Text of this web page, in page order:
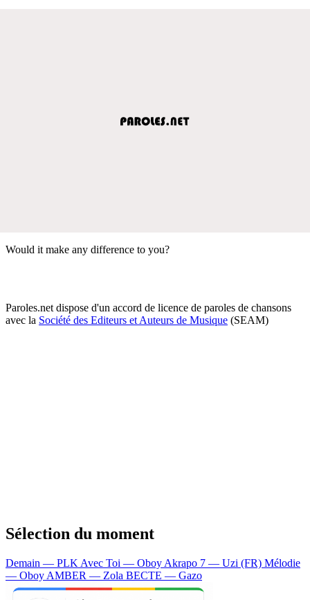
Would it make any difference to you?
Paroles.net dispose d'un accord de licence de paroles de chansons
avec la Société des Editeurs et Auteurs de Musique (SEAM)
Sélection du moment
Demain — PLK Avec Toi — Oboy Akrapo 7 — Uzi (FR) Mélodie
— Oboy AMBER — Zola BECTE — Gazo